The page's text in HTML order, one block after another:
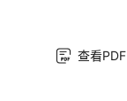
查看PDF